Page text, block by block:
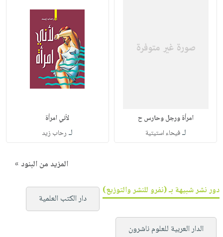
امرأة ورجل وحارس ح
لـفيحاء استيتية
لأني امرأة
لـ رحاب زيد
المزيد من البنود »
دور نشر شبيهة بـ (نفرو للنشر والتوزيع)
دار الكتب العلمية
الدار العربية للعلوم ناشرون